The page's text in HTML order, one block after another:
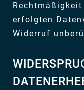
erfolgten
Widerruf